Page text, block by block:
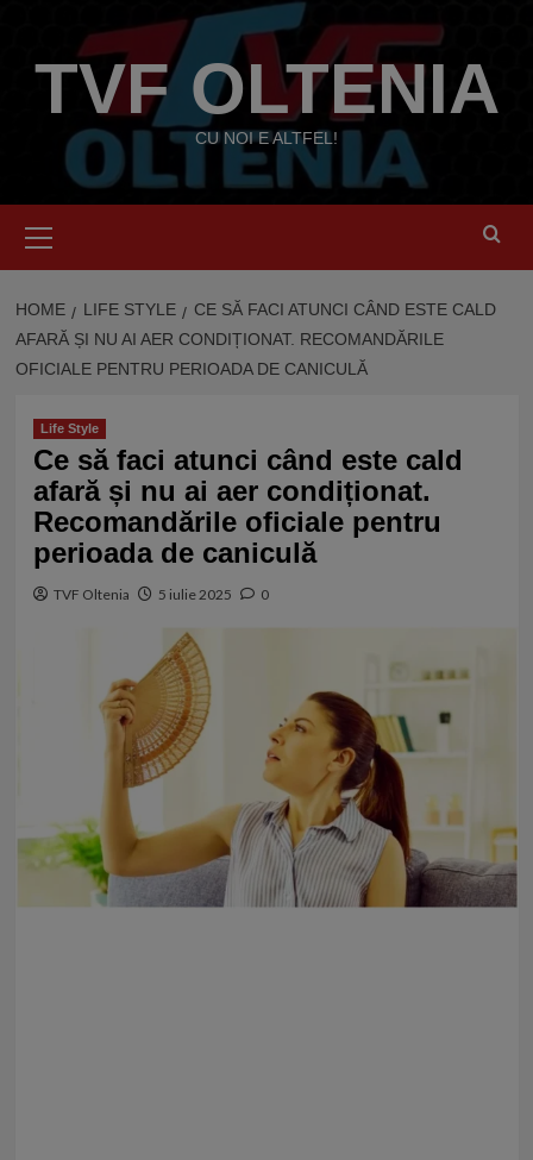
contentTVF OLTENIA
CU NOI E ALTFEL!
Menu
HOME LIFE STYLE
CE SĂ FACI ATUNCI CÂND ESTE CALD
AFARĂ ȘI NU AI AER CONDIȚIONAT. RECOMANDĂRILE
OFICIALE PENTRU PERIOADA DE CANICULĂ
Life Style
Ce să faci atunci când este cald
afară și nu ai aer condiționat.
Recomandările oficiale pentru
perioada de caniculă
TVF Oltenia 5 iulie 2025 0